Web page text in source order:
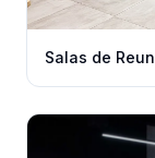
Salas de